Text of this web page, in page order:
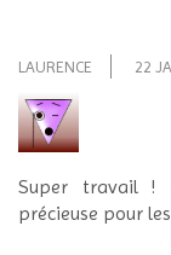
LAURENCE 22
Super travail !
précieuse pour